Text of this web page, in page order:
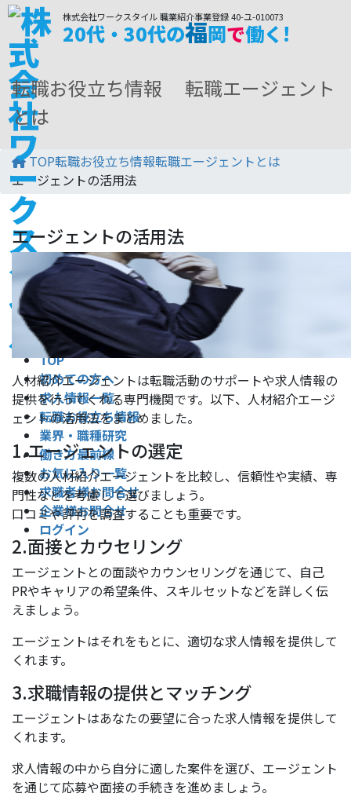
コ
テ
ン
ツ
へ
ス
キ
プ
ナ
ゲ
ー
シ
ョ
ン
に
動
株式会社ワークスタイル 職業紹介事業登録 40-ユ-010073
20代・30代の福岡で働く!
TOP
初めての⽅へ
求人情報一覧
転職お役立ち情報
業界・職種研究
働き方最前線
お気に入り一覧
求職者様お問合せ
企業様お問合せ
ログイン
転職お役立ち情報 転職エージェント
とは
TOP転職お役立ち情報転職エージェントとは
エージェントの活用法
エージェントの活用法
人材紹介エージェントは転職活動のサポートや求人情報の
提供を行ってくれる専門機関です。以下、人材紹介エージ
ェントの活用法をまとめました。
1.エージェントの選定
複数の人材紹介エージェントを比較し、信頼性や実績、専
門性などを考慮して選びましょう。
口コミや評判を調査することも重要です。
2.面接とカウセリング
エージェントとの面談やカウンセリングを通じて、自己
PRやキャリアの希望条件、スキルセットなどを詳しく伝
えましょう。
エージェントはそれをもとに、適切な求人情報を提供して
くれます。
3.求職情報の提供とマッチング
エージェントはあなたの要望に合った求人情報を提供して
くれます。
求人情報の中から自分に適した案件を選び、エージェント
を通じて応募や面接の手続きを進めましょう。